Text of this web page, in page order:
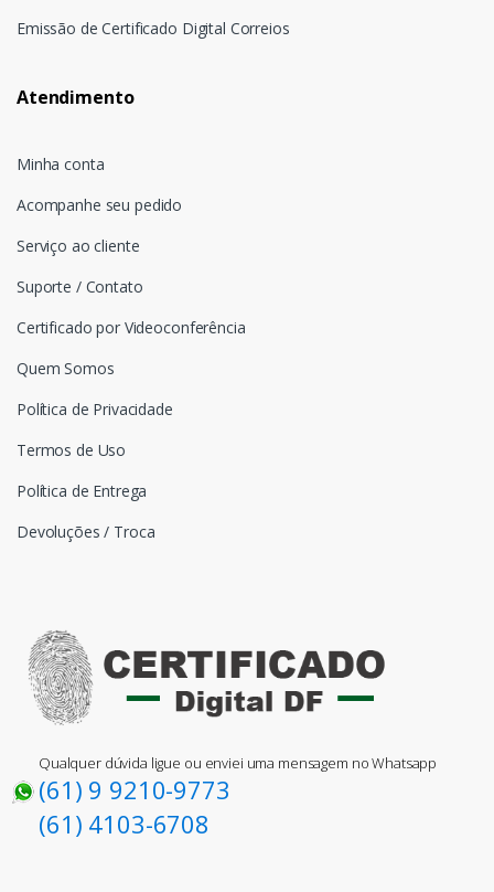
Emissão de Certificado Digital Correios
Atendimento
Minha conta
Acompanhe seu pedido
Serviço ao cliente
Suporte / Contato
Certificado por Videoconferência
Quem Somos
Política de Privacidade
Termos de Uso
Política de Entrega
Devoluções / Troca
Qualquer dúvida ligue ou enviei uma mensagem no Whatsapp
(61) 9 9210-9773
(61) 4103-6708